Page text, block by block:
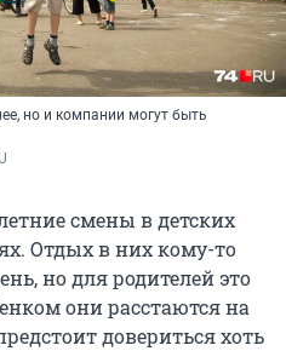
но и компании могут быть
смены в детских
Отдых в них кому-то
но для родителей это
они расстаются на
довериться хоть